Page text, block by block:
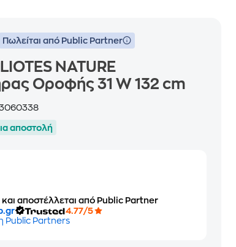
Πωλείται από Public Partner
NATURE
Οροφής 31 W 132 cm
αποστολή
και αποστέλλεται από Public Partner
4.77/5
Public Partners